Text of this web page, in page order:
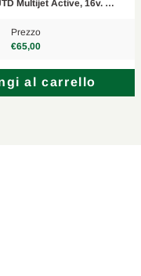
Multijet Active, 16v. …
Prezzo
€65,00
al carrello